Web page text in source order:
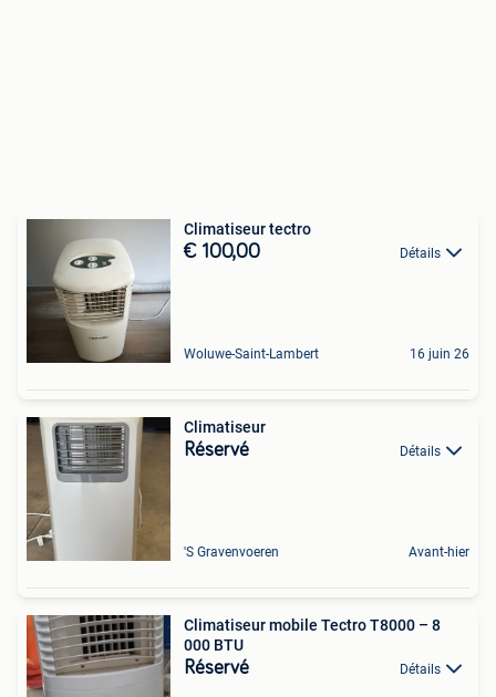
Climatiseur tectro
€ 100,00 Détails
Woluwe-Saint-Lambert 16 juin 26
Climatiseur
Réservé Détails
'S Gravenvoeren Avant-hier
Climatiseur mobile Tectro T8000 – 8
000 BTU
Réservé Détails